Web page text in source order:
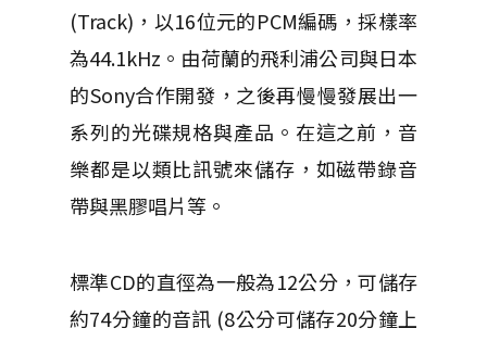
(Track)，以16位元的PCM編碼，採樣率
為44.1kHz。由荷蘭的飛利浦公司與日本
的Sony合作開發，之後再慢慢發展出一
系列的光碟規格與產品。在這之前，音
樂都是以類比訊號來儲存，如磁帶錄音
帶與黑膠唱片等。
標準CD的直徑為一般為12公分，可儲存
約74分鐘的音訊 (8公分可儲存20分鐘上